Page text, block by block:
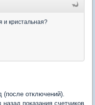
и кристальная?
(после отключений).
показания счетчиков